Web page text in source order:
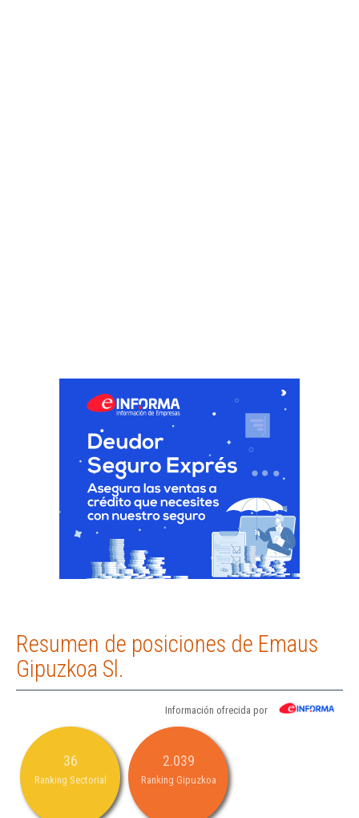
Resumen de posiciones de Emaus
Gipuzkoa Sl.
Información ofrecida por
36
Ranking Sectorial
2.039
Ranking Gipuzkoa